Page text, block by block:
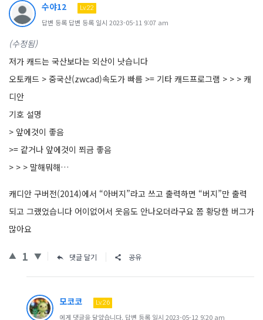
수야12 Lv.22
답변 등록 답변 등록 일시 2023-05-11 9:07 am
(수정됨)
저가 캐드는 국산보다는 외산이 낫습니다
오토캐드 > 중국산(zwcad)속도가 빠름 >= 기타 캐드프로그램 > > > 캐
디안
기호 설명
> 앞에것이 좋음
>= 같거나 앞에것이 쬐금 좋음
> > > 말해뭐해…
캐디안 구버전(2014)에서 “아버지”라고 쓰고 출력하면 “버지”만 출력
되고 그랬었습니다 어이없어서 웃음도 안나오더라구요 쫌 황당한 버그가
많아요
1 댓글 달기 공유
모코코 Lv.26
에게 댓글을 달았습니다. 답변 등록 일시 2023-05-12 9:20 am